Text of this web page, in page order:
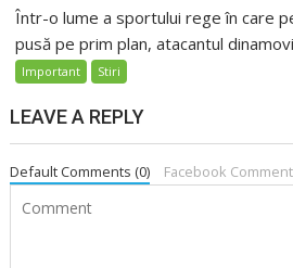
Într-o lume a sportului rege în care
pusă pe prim plan, atacantul
Important Stiri
LEAVE A REPLY
Default Comments (0) Facebook